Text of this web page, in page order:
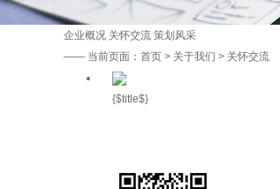
企业概况 关怀交流 策划风采
—— 当前页面： 首页 > 关于我们 > 关怀交流
{$title$}